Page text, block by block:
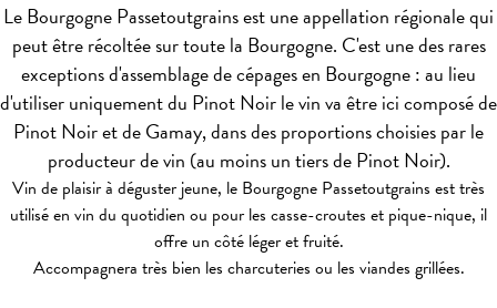
Le Bourgogne Passetoutgrains est une appellation régionale qui
peut être récoltée sur toute la Bourgogne. C'est une des rares
exceptions d'assemblage de cépages en Bourgogne : au lieu
d'utiliser uniquement du Pinot Noir le vin va être ici composé de
Pinot Noir et de Gamay, dans des proportions choisies par le
producteur de vin (au moins un tiers de Pinot Noir).
Vin de plaisir à déguster jeune, le Bourgogne Passetoutgrains est très
utilisé en vin du quotidien ou pour les casse-croutes et pique-nique, il
offre un côté léger et fruité.
Accompagnera très bien les charcuteries ou les viandes grillées.